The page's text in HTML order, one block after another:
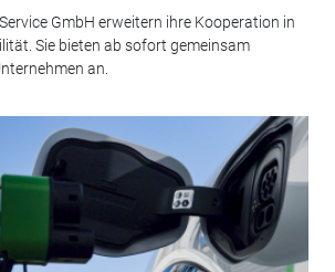
GmbH erweitern ihre Kooperation in
Sie bieten ab sofort gemeinsam
an.